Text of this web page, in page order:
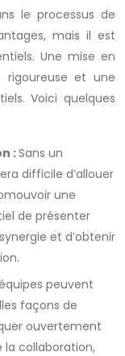
le processus de
mais il est
Une mise en
et une
Voici quelques
:Sans un
difficile d’allouer
une
de présenter
et d’obtenir
peuvent
façons de
ouvertement
la collaboration,